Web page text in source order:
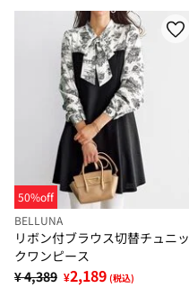
50%off
BELLUNA
リボン付ブラウス切替チュニッ
クワンピース
¥ 4,389 ¥2,189 (税込)